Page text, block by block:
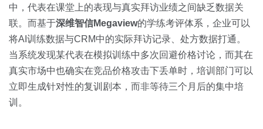
中，代表在课堂上的表现与真实拜访业绩之间缺乏数据关
联。而基于深维智信Megaview的学练考评体系，企业可以
将AI训练数据与CRM中的实际拜访记录、处方数据打通。
当系统发现某代表在模拟训练中多次回避价格讨论，而其在
真实市场中也确实在竞品价格攻击下丢单时，培训部门可以
立即生成针对性的复训剧本，而非等待三个月后的集中培
训。